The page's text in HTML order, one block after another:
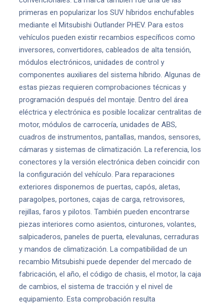
primeras en popularizar los SUV híbridos enchufables
mediante el Mitsubishi Outlander PHEV. Para estos
vehículos pueden existir recambios específicos como
inversores, convertidores, cableados de alta tensión,
módulos electrónicos, unidades de control y
componentes auxiliares del sistema híbrido. Algunas de
estas piezas requieren comprobaciones técnicas y
programación después del montaje. Dentro del área
eléctrica y electrónica es posible localizar centralitas de
motor, módulos de carrocería, unidades de ABS,
cuadros de instrumentos, pantallas, mandos, sensores,
cámaras y sistemas de climatización. La referencia, los
conectores y la versión electrónica deben coincidir con
la configuración del vehículo. Para reparaciones
exteriores disponemos de puertas, capós, aletas,
paragolpes, portones, cajas de carga, retrovisores,
rejillas, faros y pilotos. También pueden encontrarse
piezas interiores como asientos, cinturones, volantes,
salpicaderos, paneles de puerta, elevalunas, cerraduras
y mandos de climatización. La compatibilidad de un
recambio Mitsubishi puede depender del mercado de
fabricación, el año, el código de chasis, el motor, la caja
de cambios, el sistema de tracción y el nivel de
equipamiento. Esta comprobación resulta